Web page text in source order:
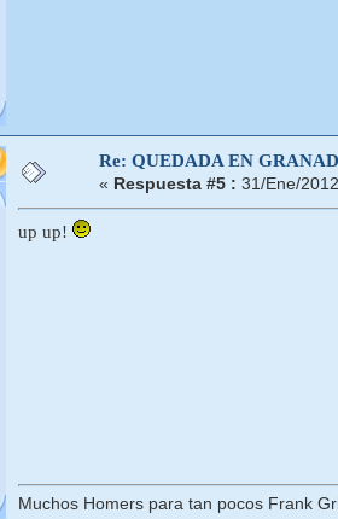
Re: QUEDADA EN
« Respuesta #5 : 31/Ene/
up up!
Muchos Homers para tan pocos Frank